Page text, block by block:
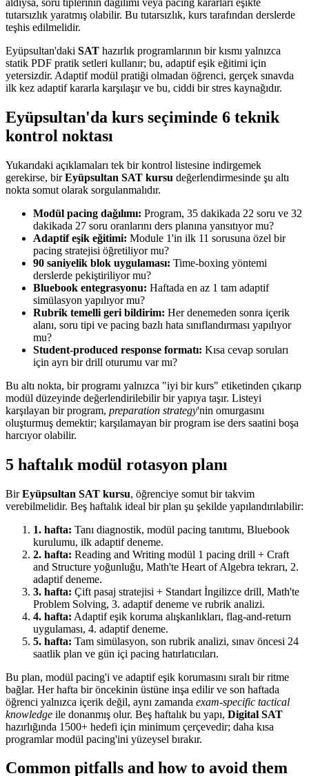
tutarsızlık yaratmış olabilir. Bu tutarsızlık, kurs tarafından derslerde
teşhis edilmelidir.
Eyüpsultan'daki SAT hazırlık programlarının bir kısmı yalnızca
statik PDF pratik setleri kullanır; bu, adaptif eşik eğitimi için
yetersizdir. Adaptif modül pratiği olmadan öğrenci, gerçek sınavda
ilk kez adaptif kararla karşılaşır ve bu, ciddi bir stres kaynağıdır.
Eyüpsultan'da kurs seçiminde 6 teknik
kontrol noktası
Yukarıdaki açıklamaları tek bir kontrol listesine indirgemek
gerekirse, birEyüpsultan SAT kursu değerlendirmesinde şu altı
nokta somut olarak sorgulanmalıdır.
Modül pacing dağılımı: Program, 35 dakikada 22 soru ve 32
dakikada 27 soru oranlarını ders planına yansıtıyor mu?
Adaptif eşik eğitimi: Module 1'in ilk 11 sorusuna özel bir
pacing stratejisi öğretiliyor mu?
90 saniyelik blok uygulaması: Time-boxing yöntemi
derslerde pekiştiriliyor mu?
Bluebook entegrasyonu: Haftada en az 1 tam adaptif
simülasyon yapılıyor mu?
Rubrik temelli geri bildirim: Her denemeden sonra içerik
alanı, soru tipi ve pacing bazlı hata sınıflandırması yapılıyor
mu?
Student-produced response formatı: Kısa cevap soruları
için ayrı bir drill oturumu var mı?
Bu altı nokta, bir programı yalnızca "iyi bir kurs" etiketinden çıkarıp
modül düzeyinde değerlendirilebilir bir yapıya taşır. Listeyi
karşılayan bir program, preparation strategy'nin omurgasını
oluşturmuş demektir; karşılamayan bir program ise ders saatini boşa
harcıyor olabilir.
5 haftalık modül rotasyon planı
BirEyüpsultan SAT kursu, öğrenciye somut bir takvim
verebilmelidir. Beş haftalık ideal bir plan şu şekilde yapılandırılabilir:
1. hafta: Tanı diagnostik, modül pacing tanıtımı, Bluebook
kurulumu, ilk adaptif deneme.
2. hafta: Reading and Writing modül 1 pacing drill + Craft
and Structure yoğunluğu, Math'te Heart of Algebra tekrarı, 2.
adaptif deneme.
3. hafta: Çift pasaj stratejisi + Standart İngilizce drill, Math'te
Problem Solving, 3. adaptif deneme ve rubrik analizi.
4. hafta: Adaptif eşik koruma alışkanlıkları, flag-and-return
uygulaması, 4. adaptif deneme.
5. hafta: Tam simülasyon, son rubrik analizi, sınav öncesi 24
saatlik plan ve gün içi pacing hatırlatıcıları.
Bu plan, modül pacing'i ve adaptif eşik korumasını sıralı bir ritme
bağlar. Her hafta bir öncekinin üstüne inşa edilir ve son haftada
öğrenci yalnızca içerik değil, aynı zamanda exam-specific tactical
knowledge ile donanmış olur. Beş haftalık bu yapı, Digital SAT
hazırlığında 1500+ hedefi için minimum çerçevedir; daha kısa
programlar modül pacing'ini yüzeysel bırakır.
Common pitfalls and how to avoid them